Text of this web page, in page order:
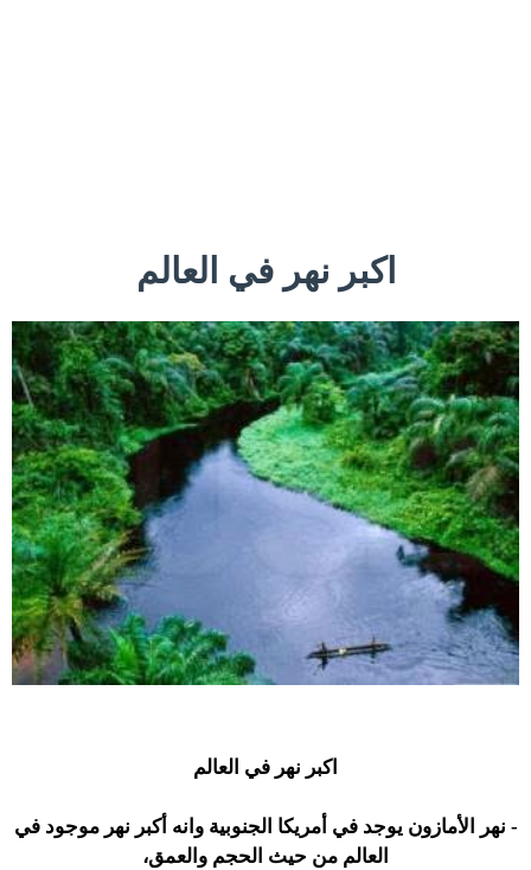
اكبر نهر في العالم
اكبر نهر في العالم
- نهر الأمازون يوجد في أمريكا الجنوبية وانه أكبر نهر موجود في
العالم من حيث الحجم والعمق،